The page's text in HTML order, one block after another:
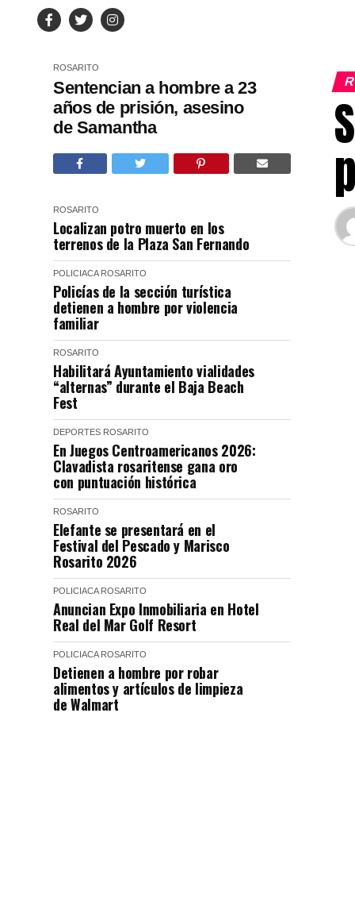
ROSARITO
Sentencian a hombre a 23
años de prisión, asesino
de Samantha
ROSARITO
Localizan potro muerto en los
terrenos de la Plaza San Fernando
POLICIACA ROSARITO
Policías de la sección turística
detienen a hombre por violencia
familiar
ROSARITO
Habilitará Ayuntamiento vialidades
“alternas” durante el Baja Beach
Fest
DEPORTES ROSARITO
En Juegos Centroamericanos 2026:
Clavadista rosaritense gana oro
con puntuación histórica
ROSARITO
Elefante se presentará en el
Festival del Pescado y Marisco
Rosarito 2026
POLICIACA ROSARITO
Anuncian Expo Inmobiliaria en Hotel
Real del Mar Golf Resort
POLICIACA ROSARITO
Detienen a hombre por robar
alimentos y artículos de limpieza
de Walmart